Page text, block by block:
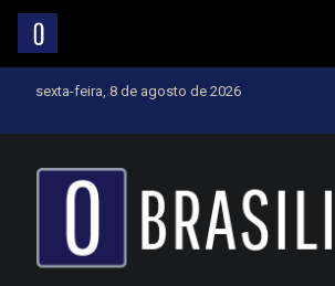
sexta-feira, 8 de agosto de 2026